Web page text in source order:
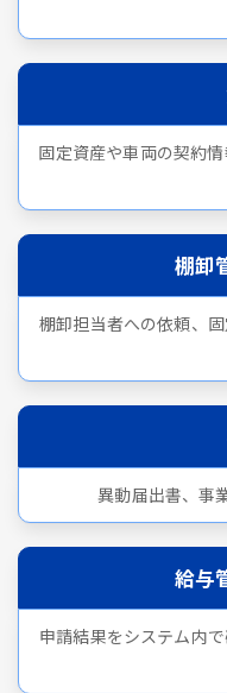
固定資産や車両の契約
棚卸
棚卸担当者への依頼、
異動届出書、事
給与
申請結果をシステム内